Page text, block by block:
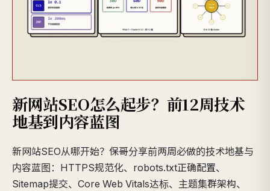
新网站SEO怎么起步？前12周技术
地基到内容蓝图
新网站SEO从哪开始？保哥分享前两周必做的技术地基与
内容蓝图：HTTPS规范化、robots.txt正确配置、
Sitemap提交、Core Web Vitals达标、主题集群架构、